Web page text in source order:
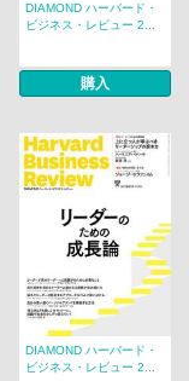
DIAMOND ハーバード・
ビジネス・レビュー 2...
購入
DIAMOND ハーバード・
ビジネス・レビュー 2...